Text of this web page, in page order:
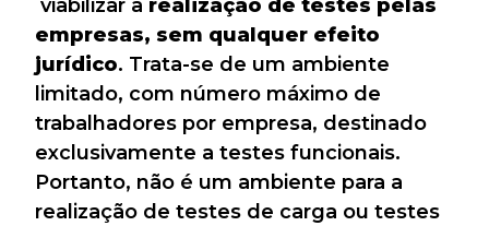
viabilizar a realização de testes pelas
empresas, sem qualquer efeito
jurídico. Trata-se de um ambiente
limitado, com número máximo de
trabalhadores por empresa, destinado
exclusivamente a testes funcionais.
Portanto, não é um ambiente para a
realização de testes de carga ou testes